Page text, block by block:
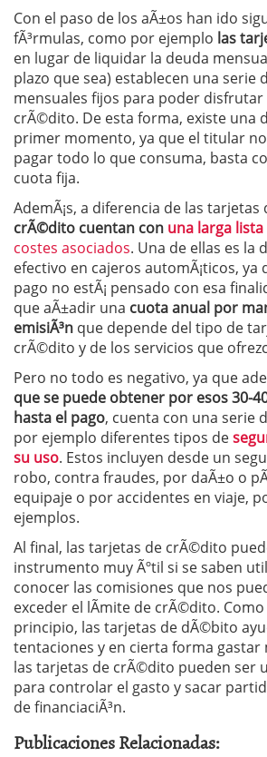
Con el paso de los aÃ±os han ido
fÃ³rmulas, como por ejemplo las
en lugar de liquidar la deuda
plazo que sea) establecen una serie
mensuales fijos para poder disfrutar
crÃ©dito. De esta forma, existe una
primer momento, ya que el titular
pagar todo lo que consuma, basta
cuota fija.
AdemÃ¡s, a diferencia de las
crÃ©dito cuentan con una larga
costes asociados. Una de ellas es la
efectivo en cajeros automÃ¡ticos, ya
pago no estÃ¡ pensado con esa
que aÃ±adir una cuota anual por
emisiÃ³n que depende del tipo de
crÃ©dito y de los servicios que
Pero no todo es negativo, ya que
que se puede obtener por esos 30-
hasta el pago, cuenta con una serie
por ejemplo diferentes tipos des
su uso. Estos incluyen desde un
robo, contra fraudes, por daÃ±o o
equipaje o por accidentes en viaje,
ejemplos.
Al final, las tarjetas de crÃ©dito
instrumento muy Ãºtil si se saben
conocer las comisiones que nos
exceder el lÃ­mite de crÃ©dito. Como
principio, las tarjetas de dÃ©bito
tentaciones y en cierta forma gastar
las tarjetas de crÃ©dito pueden ser
para controlar el gasto y sacar
de financiaciÃ³n.
Publicaciones Relacionadas: